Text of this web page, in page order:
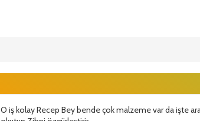
O iş kolay Recep Bey bende çok malzeme var da işte